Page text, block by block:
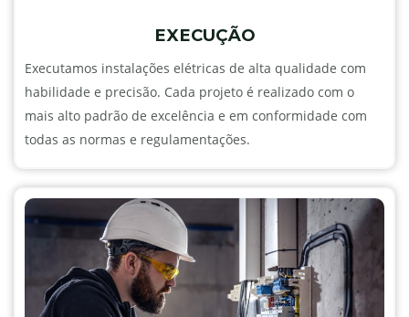
EXECUÇÃO
Executamos instalações elétricas de alta qualidade com
habilidade e precisão. Cada projeto é realizado com o
mais alto padrão de excelência e em conformidade com
todas as normas e regulamentações.